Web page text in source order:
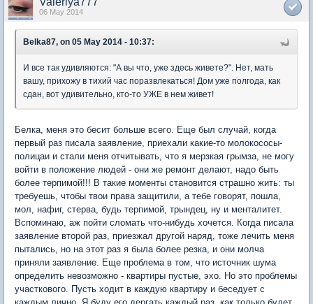
06 May 2014
Belka87, on 05 May 2014 - 10:37:
И все так удивляются: "А вы что, уже здесь живете?". Нет, мать
вашу, прихожу в тихий час поразвлекаться! Дом уже полгода, как
сдан, вот удивительно, кто-то УЖЕ в нем живет!
Белка, меня это бесит больше всего. Еще был случай, когда
первый раз писала заявление, приехали какие-то молокососы-
полицаи и стали меня отчитывать, что я мерзкая грымза, не могу
войти в положение людей - они же ремонт делают, надо быть
более терпимой!!! В такие моменты становится страшно жить: ты
требуешь, чтобы твои права защитили, а тебе говорят, пошла,
мол, нафиг, стерва, будь терпимой, трындец, ну и менталитет.
Вспоминаю, аж пойти сломать что-нибудь хочется. Когда писала
заявление второй раз, приезжал другой наряд, тоже лечить меня
пытались, но на этот раз я была более резка, и они молча
приняли заявление. Еще проблема в том, что источник шума
определить невозможно - квартиры пустые, эхо. Но это проблемы
участкового. Пусть ходит в каждую квартиру и беседует с